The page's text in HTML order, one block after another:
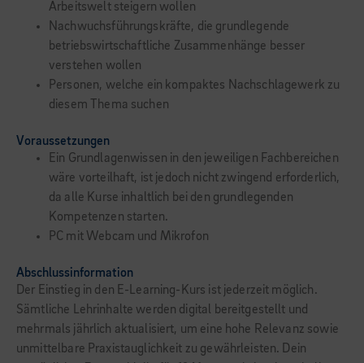
Arbeitswelt steigern wollen
Nachwuchsführungskräfte, die grundlegende
betriebswirtschaftliche Zusammenhänge besser
verstehen wollen
Personen, welche ein kompaktes Nachschlagewerk zu
diesem Thema suchen
Voraussetzungen
Ein Grundlagenwissen in den jeweiligen Fachbereichen
wäre vorteilhaft, ist jedoch nicht zwingend erforderlich,
da alle Kurse inhaltlich bei den grundlegenden
Kompetenzen starten.
PC mit Webcam und Mikrofon
Abschlussinformation
Der Einstieg in den E-Learning-Kurs ist jederzeit möglich.
Sämtliche Lehrinhalte werden digital bereitgestellt und
mehrmals jährlich aktualisiert, um eine hohe Relevanz sowie
unmittelbare Praxistauglichkeit zu gewährleisten. Dein